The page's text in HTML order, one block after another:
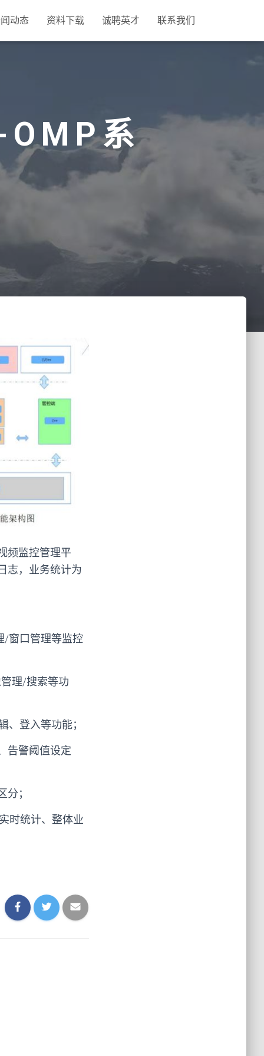
动态 资料下载 诚聘英才 联系我们
OMP系
频监控管理平
志，业务统计为
/窗口管理等监控
理/搜索等功
登入等功能；
告警阈值设定
；
时统计、整体业